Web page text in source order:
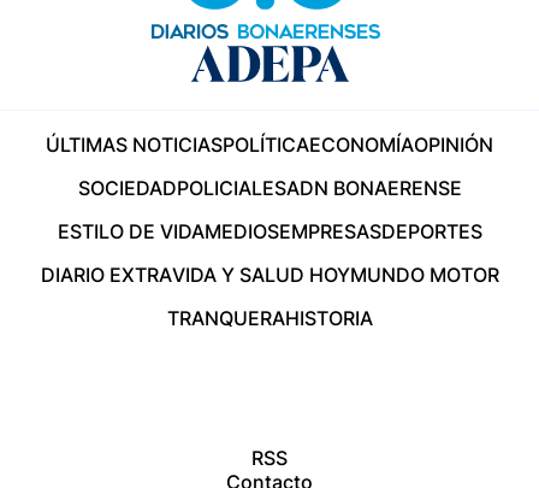
ÚLTIMAS NOTICIASPOLÍTICAECONOMÍAOPINIÓN
SOCIEDADPOLICIALESADN BONAERENSE
ESTILO DE VIDAMEDIOSEMPRESASDEPORTES
DIARIO EXTRAVIDA Y SALUD HOYMUNDO MOTOR
TRANQUERAHISTORIA
RSS
Contacto